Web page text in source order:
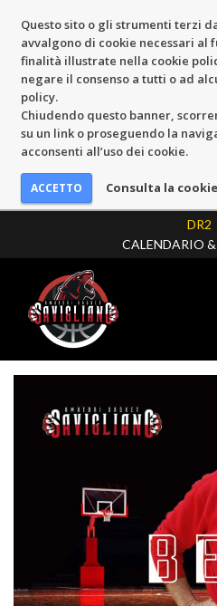
Questo sito o gli strumenti terzi
avvalgono di cookie necessari al
finalità illustrate nella cookie
negare il consenso a tutti o ad
policy.
Chiudendo questo banner,
su un link o proseguendo la
acconsenti all’uso dei cookie.
Consulta la
DR2
CALENDARIO